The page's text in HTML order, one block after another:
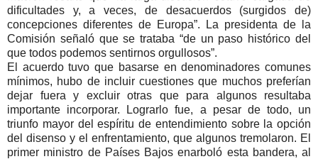
dificultades y, a veces, de desacuerdos (surgidos de)
concepciones diferentes de Europa . La presidenta de la
Comisión señaló que se trataba
de un paso histórico del
que todos podemos sentirnos orgullosos .
El acuerdo tuvo que basarse en denominadores comunes
mínimos, hubo de incluir cuestiones que muchos preferían
dejar fuera y excluir otras que para algunos resultaba
importante incorporar. Lograrlo fue, a pesar de todo, un
triunfo mayor del espíritu de entendimiento sobre la opción
del disenso y el enfrentamiento, que algunos tremolaron. El
primer ministro de Países Bajos enarboló esta bandera, al